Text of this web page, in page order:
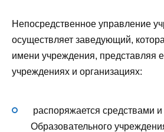
Непосредственное управление
осуществляет заведующий,
имени учреждения, представляя
учреждениях и организациях:
распоряжается средствами
Образовательного